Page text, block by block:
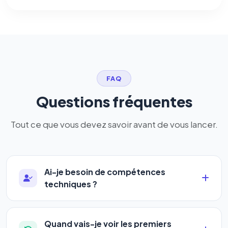
FAQ
Questions fréquentes
Tout ce que vous devez savoir avant de vous lancer.
Ai-je besoin de compétences
techniques ?
Absolument pas. Notre logiciel a été conçu pour
être accessible àtous les profils: artisans,
Quand vais-je voir les premiers